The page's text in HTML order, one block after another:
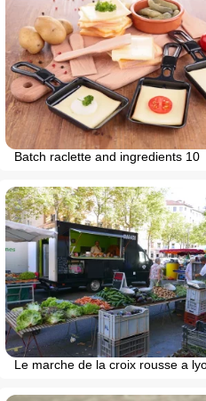
Batch raclette and ingredients 10
Le marche de la croix rousse a